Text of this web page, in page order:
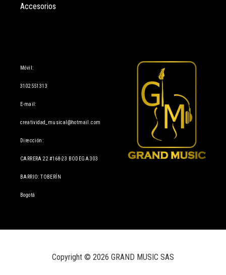
Accesorios
Móvil:
3102551313
E-mail:
creatividad_musical@hotmail.com
Dirección:
CARRERA 22 #168-23 BODEGA 303
BARRIO: TOBERÍN
Bogotá
Copyright © 2026 GRAND MUSIC SAS